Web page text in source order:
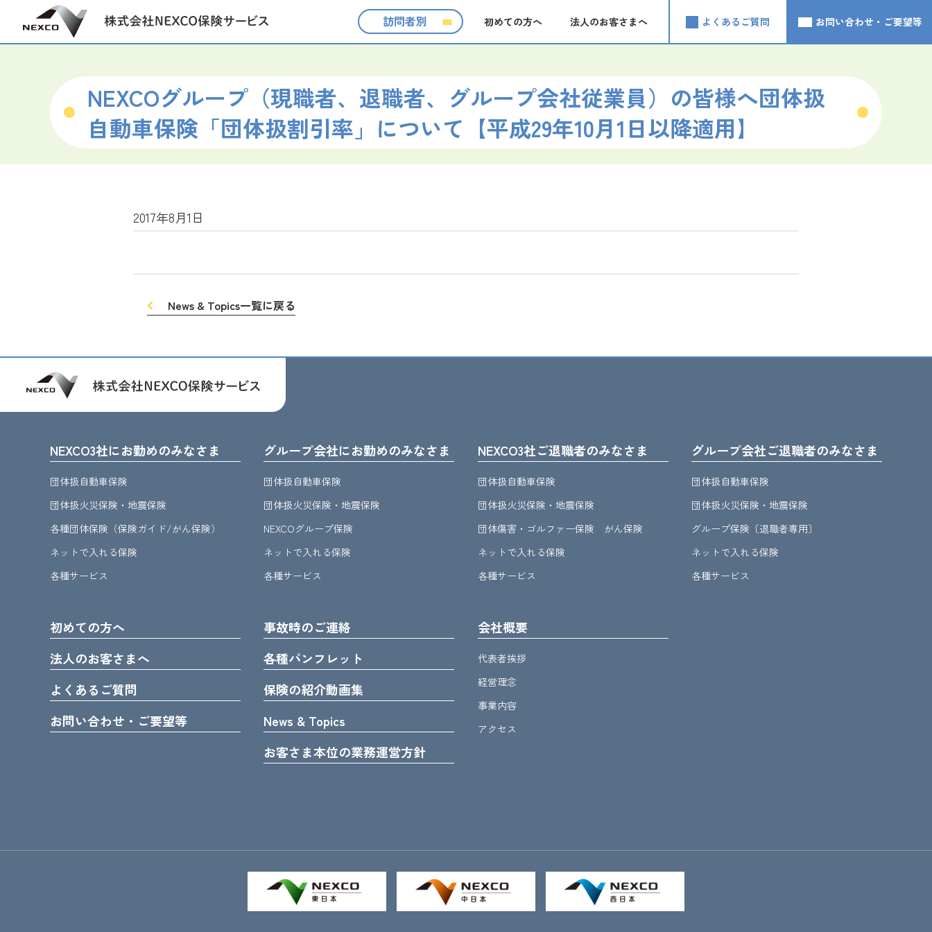
訪問者別 初めての方へ 法人のお客さまへ よくあるご質問 お問い合わせ・ご要望等
NEXCOグループ（現職者、退職者、グループ会社従業員）の皆様へ団体扱
自動車保険「団体扱割引率」について【平成29年10月1日以降適用】
2017年8月1日
News & Topics一覧に戻る
NEXCO3社にお勤めのみなさま
団体扱自動車保険
団体扱火災保険・地震保険
各種団体保険（保険ガイド/がん保険）
ネットで入れる保険
各種サービス
グループ会社にお勤めのみなさま
団体扱自動車保険
団体扱火災保険・地震保険
NEXCOグループ保険
ネットで入れる保険
各種サービス
NEXCO3社ご退職者のみなさま
団体扱自動車保険
団体扱火災保険・地震保険
団体傷害・ゴルファー保険 がん保険
ネットで入れる保険
各種サービス
グループ会社ご退職者のみなさま
団体扱自動車保険
団体扱火災保険・地震保険
グループ保険〔退職者専用〕
ネットで入れる保険
各種サービス
初めての方へ
法人のお客さまへ
よくあるご質問
お問い合わせ・ご要望等
事故時のご連絡
各種パンフレット
保険の紹介動画集
News & Topics
お客さま本位の業務運営方針
会社概要
代表者挨拶
経営理念
事業内容
アクセス